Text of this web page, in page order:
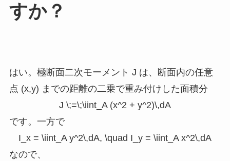
すか？
はい。極断面二次モーメント J は、断面内の任意
点 (x,y) までの距離の二乗で重み付けした面積分
J \;=\;\iint_A (x^2 + y^2)\,dA
です。一方で
I_x = \iint_A y^2\,dA, \quad I_y = \iint_A x^2\,dA
なので、